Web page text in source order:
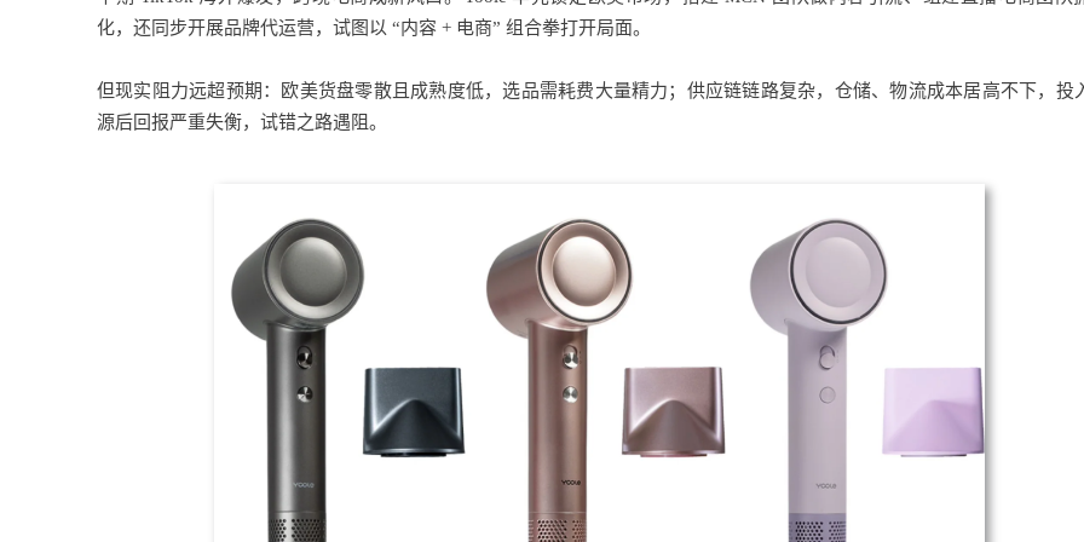
化，还同步开展品牌代运营，试图以 “内容 + 电商” 组合拳打开局面。
但现实阻力远超预期：欧美货盘零散且成熟度低，选品需耗费大量精力；供应链链路复杂，仓储、物流成本居高不下，投
源后回报严重失衡，试错之路遇阻。